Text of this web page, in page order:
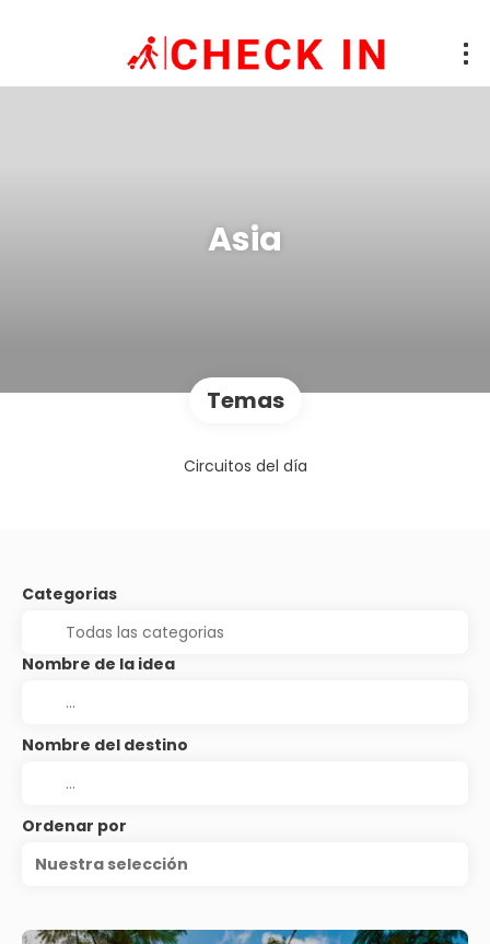
Asia
Temas
Circuitos del día
Categorias
Nombre de la idea
Nombre del destino
Ordenar por
Nuestra selección